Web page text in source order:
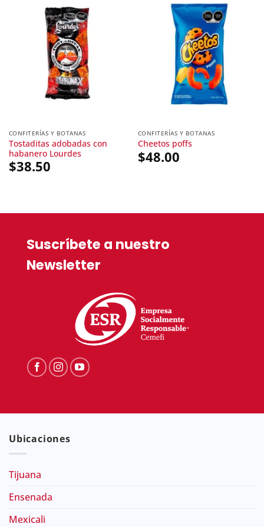
CONFITERÍAS Y BOTANAS
Tostaditas adobadas con
habanero Lourdes
$38.50
CONFITERÍAS Y BOTANAS
Cheetos poffs
$48.00
Suscríbete a nuestro
Newsletter
Ubicaciones
Tijuana
Ensenada
Mexicali